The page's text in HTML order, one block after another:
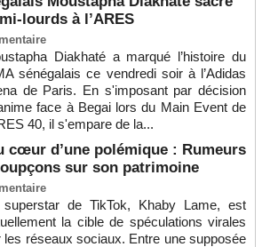
lourds à l’ARES
Diakhaté a marqué l’histoire du
sénégalais ce vendredi soir à l’Adidas
de Paris. En s'imposant par décision
face à Begai lors du Main Event de
40, il s'empare de la...
cœur d’une polémique : Rumeurs
sur son patrimoine
superstar de TikTok, Khaby Lame, est
la cible de spéculations virales
les réseaux sociaux. Entre une supposée